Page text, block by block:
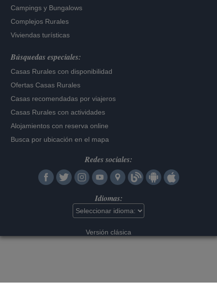
Campings y Bungalows
Complejos Rurales
Viviendas turísticas
Búsquedas especiales:
Casas Rurales con disponibilidad
Ofertas Casas Rurales
Casas recomendadas por viajeros
Casas Rurales con actividades
Alojamientos con reserva online
Busca por ubicación en el mapa
Redes sociales:
Idiomas:
Versión clásica